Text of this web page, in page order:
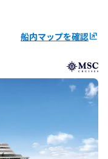
船内マップを確認ungroup